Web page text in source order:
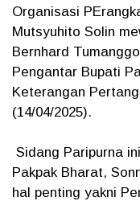
Organisasi
Mutsyuhito Solin
Bernhard
Pengantar Bupati
Keterangan
(14/04/2025).
Sidang Paripurna
Pakpak Bharat,
hal penting yakni